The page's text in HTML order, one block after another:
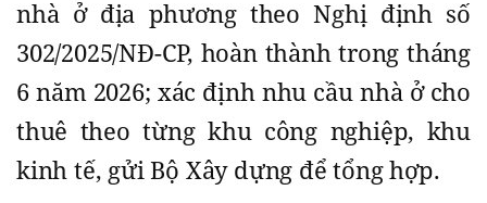
nhà ở địa phương theo Nghị định số
302/2025/NĐ-CP, hoàn thành trong tháng
6 năm 2026; xác định nhu cầu nhà ở cho
thuê theo từng khu công nghiệp, khu
kinh tế, gửi Bộ Xây dựng để tổng hợp.